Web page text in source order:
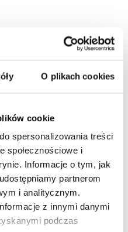
O plikach cookies
cookie
spersonalizowania treści
społecznościowe i
Informacje o tym, jak
partnerom
i analitycznym.
z innymi danymi
podczas